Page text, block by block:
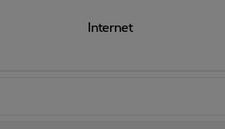
Internet